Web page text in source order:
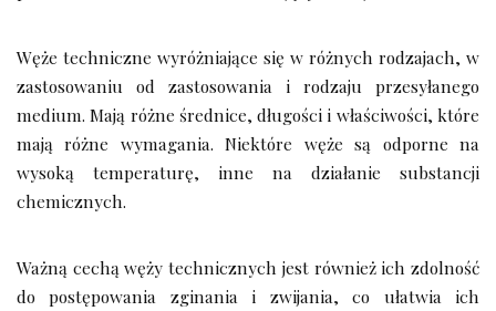
Węże techniczne wyróżniające się w różnych rodzajach, w
zastosowaniu od zastosowania i rodzaju przesyłanego
medium. Mają różne średnice, długości i właściwości, które
mają różne wymagania. Niektóre węże są odporne na
wysoką temperaturę, inne na działanie substancji
chemicznych.
Ważną cechą węży technicznych jest również ich zdolność
do postępowania zginania i zwijania, co ułatwia ich